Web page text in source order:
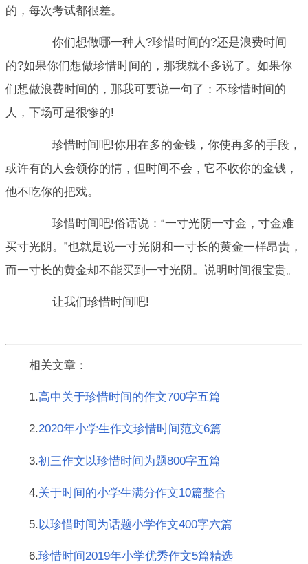
的，每次考试都很差。
你们想做哪一种人?珍惜时间的?还是浪费时间
的?如果你们想做珍惜时间的，那我就不多说了。如果你
们想做浪费时间的，那我可要说一句了：不珍惜时间的
人，下场可是很惨的!
珍惜时间吧!你用在多的金钱，你使再多的手段，
或许有的人会领你的情，但时间不会，它不收你的金钱，
他不吃你的把戏。
珍惜时间吧!俗话说：“一寸光阴一寸金，寸金难
买寸光阴。”也就是说一寸光阴和一寸长的黄金一样昂贵，
而一寸长的黄金却不能买到一寸光阴。说明时间很宝贵。
让我们珍惜时间吧!
相关文章：
1.高中关于珍惜时间的作文700字五篇
2.2020年小学生作文珍惜时间范文6篇
3.初三作文以珍惜时间为题800字五篇
4.关于时间的小学生满分作文10篇整合
5.以珍惜时间为话题小学作文400字六篇
6.珍惜时间2019年小学优秀作文5篇精选